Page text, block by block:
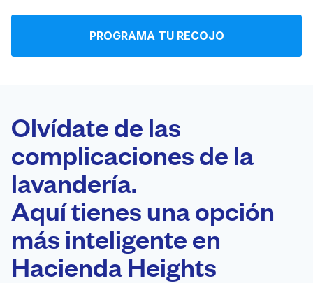
Iniciar sesión
United States ES
PROGRAMA TU RECOJO
Olvídate de las
complicaciones de la
lavandería.
Aquí tienes una opción
más inteligente en
Hacienda Heights